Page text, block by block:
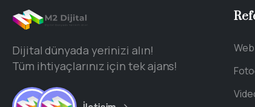
Dijital dünyada yerinizi alın!
Tüm ihtiyaçlarınız için tek ajans!